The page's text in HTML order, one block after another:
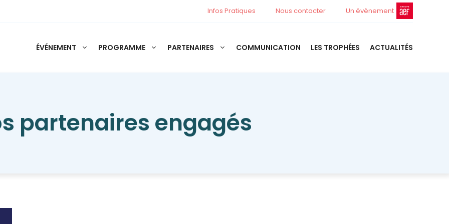
Infos Pratiques Nous contacter Un évènement
ÉVÉNEMENT PROGRAMME PARTENAIRES COMMUNICATION LES TROPHÉES ACTUALITÉS
partenaires engagés